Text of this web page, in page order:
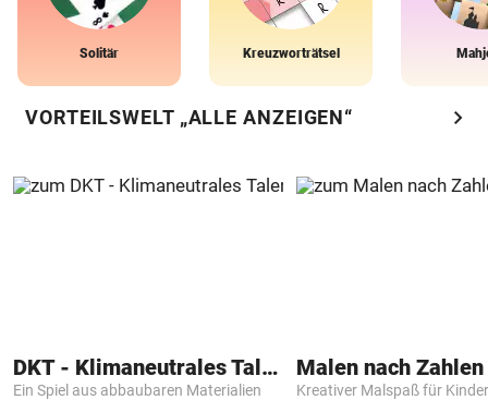
Solitär Kreuzworträtsel
VORTEILSWELT „ALLE ANZEIGEN“ chevron_right
DKT - Klimaneutrales Talent
Ein Spiel aus abbaubaren Materialien Kreativer Malspaß für Kinder